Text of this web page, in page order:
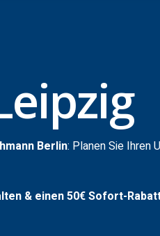
Berlin: Planen Sie Ihren
& einen50€Sofort-